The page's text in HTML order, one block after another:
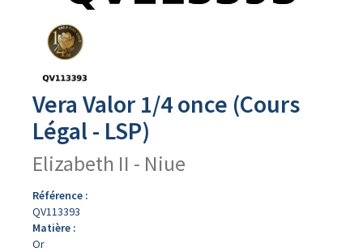
produit
Vera Valor 1/4 once (Cours
Légal - LSP)
Elizabeth II - Niue
Référence :
QV113393
Matière :
Or